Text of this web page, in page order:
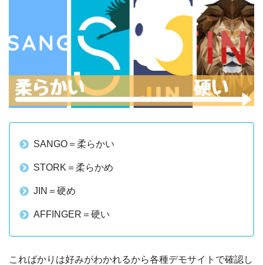
SANGO＝柔らかい
STORK＝柔らかめ
JIN＝硬め
AFFINGER＝硬い
こればかりは好みがわかれるから各種デモサイトで確認し